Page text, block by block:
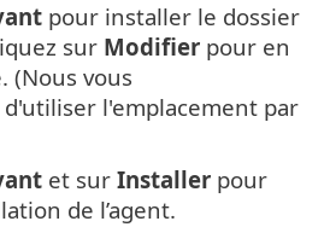
pour installer le dossier
sur Modifier pour en
(Nous vous
l'emplacement par
et sur Installer pour
de l’agent.